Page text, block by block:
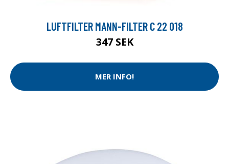
LUFTFILTER MANN-FILTER C 22 018
347 SEK
MER INFO!